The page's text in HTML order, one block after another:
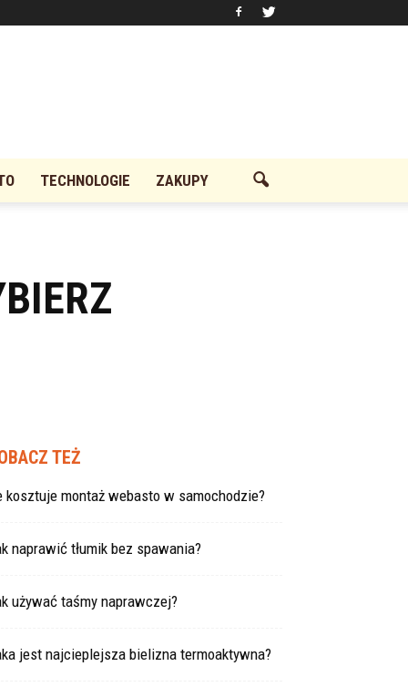
TECHNOLOGIE ZAKUPY
TEŻ
kosztuje montaż webasto w samochodzie?
naprawić tłumik bez spawania?
używać taśmy naprawczej?
jest najcieplejsza bielizna termoaktywna?